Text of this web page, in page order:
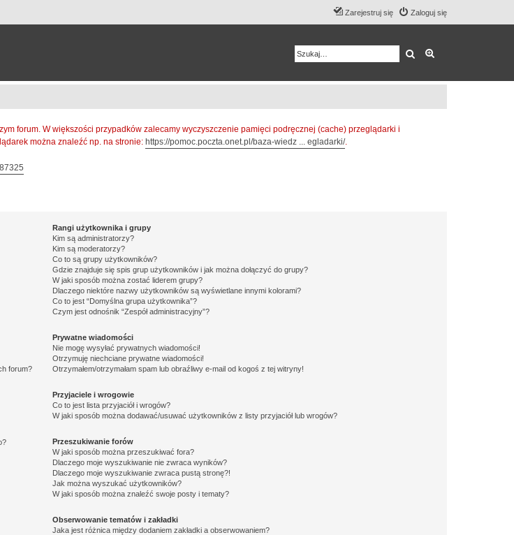
Zaloguj się
Zarejestruj się
Szukaj
forum. W większości przypadków zalecamy wyczyszczenie pamięci podręcznej (cache) przeglądarki i
można znaleźć np. na stronie: https://pomoc.poczta.onet.pl/baza-wiedz ... egladarki/.
forum?
Rangi użytkownika i grupy
Kim są administratorzy?
Kim są moderatorzy?
Co to są grupy użytkowników?
Gdzie znajduje się spis grup użytkowników i jak można dołączyć do grupy?
W jaki sposób można zostać liderem grupy?
Dlaczego niektóre nazwy użytkowników są wyświetlane innymi kolorami?
Co to jest “Domyślna grupa użytkownika”?
Czym jest odnośnik “Zespół administracyjny”?
Prywatne wiadomości
Nie mogę wysyłać prywatnych wiadomości!
Otrzymuję niechciane prywatne wiadomości!
Otrzymałem/otrzymałam spam lub obraźliwy e-mail od kogoś z tej witryny!
Przyjaciele i wrogowie
Co to jest lista przyjaciół i wrogów?
W jaki sposób można dodawać/usuwać użytkowników z listy przyjaciół lub wrogów?
Przeszukiwanie forów
W jaki sposób można przeszukiwać fora?
Dlaczego moje wyszukiwanie nie zwraca wyników?
Dlaczego moje wyszukiwanie zwraca pustą stronę?!
Jak można wyszukać użytkowników?
W jaki sposób można znaleźć swoje posty i tematy?
Obserwowanie tematów i zakładki
Jaka jest różnica między dodaniem zakładki a obserwowaniem?